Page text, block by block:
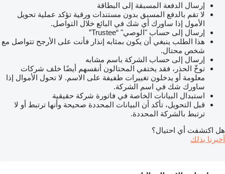
إرسال الدفعة المسبقة إلى البطاقة
لا تقم بالدفع المسبق بدون مستندات ورقية تؤكد عملية تحويل
الأمول إذا ساورك أي شك في البائع خلال التواصل.
إرسال إلى حساب "الوصي" “Trustee”
هذا الطلب ينبغي أن يكون بمثابه إنذار فأنت على الأرجح تتواصل مع
شخص محتال.
إرسال إلى حساب الشركة باسم مشابه
توخّ الحذر، فقد يختفي المحتالون أنفسهم أيضًا خلف شركات
معلومة أو يدخلون تغييرات طفيفة على الاسم. لا تحول الأموال إذا
ساورك شك في اسم الشركة.
استبدال البيانات الخاصة في فاتورة شركة حقيقية
قبل التحويل، تأكد أن البيانات المحددة صحيحة وأنها ترتبط أو لا
ترتبط بالشركة المحددة.
هل اكتشفت أي احتيال؟
أخبرنا بذلك